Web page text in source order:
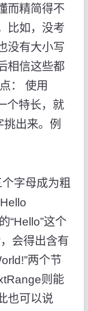
而精简得不
比如，没考
没有大小写
相信这些都
： 使用
个特长，就
出来。例
字母成为粗
“Hello”这个
会得出含有
两个节
则能
也可以说